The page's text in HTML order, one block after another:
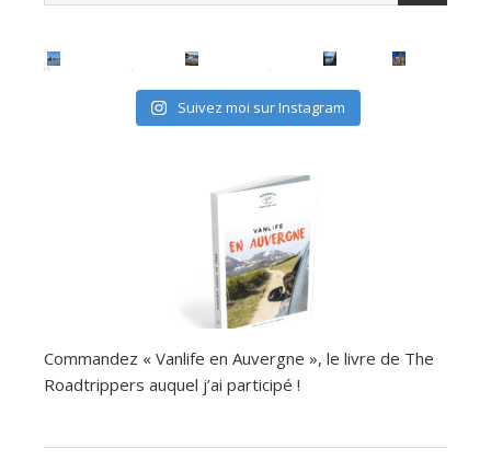
Suivez moi sur Instagram
Commandez « Vanlife en Auvergne », le livre de The
Roadtrippers auquel j’ai participé !